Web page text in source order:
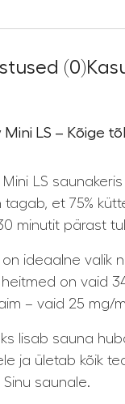
(0)
Mini LS – Kõige
LS
tagab, et 75%
minutit pärast
on ideaalne
on vaid
– vaid 25 mg/
lisab sauna
ja ületab kõik
Sinu saunale.